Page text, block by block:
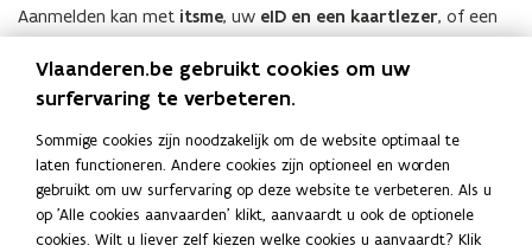
n
t
i
n
e
u
w
Aanmelden kan met itsme, uw eID en een kaartlezer, of een
beveiligingscode via mobiele app of sms, door rechtsboven te
klikken op ‘Aanmelden’ of ‘Mijn Burgerprofiel’.​​​​​​
staan en eventuele nieuwe ongelezen meldingen.
Vlaamse overheden die toegang geven tot
Mijn Burgerprofiel
Vlaanderen.be gebruikt cookies om uw
surfervaring te verbeteren.
Sommige cookies zijn noodzakelijk om de website optimaal te
laten functioneren. Andere cookies zijn optioneel en worden
gebruikt om uw surfervaring op deze website te verbeteren. Als u
op 'Alle cookies aanvaarden' klikt, aanvaardt u ook de optionele
cookies. Wilt u liever zelf kiezen welke cookies u aanvaardt? Klik